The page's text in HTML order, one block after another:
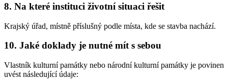
8. Na které instituci životní situaci řešit
Krajský úřad, místně příslušný podle místa, kde se stavba nachází.
10. Jaké doklady je nutné mít s sebou
Vlastník kulturní památky nebo národní kulturní památky je povinen
uvést následující údaje: